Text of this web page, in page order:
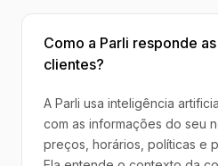
Como a Parli responde
clientes?
A Parli usa inteligência
com as informações do seu
preços, horários, políticas e